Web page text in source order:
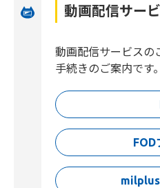
動画配信サー
動画配信サービスの
手続きのご案内です。
FOD